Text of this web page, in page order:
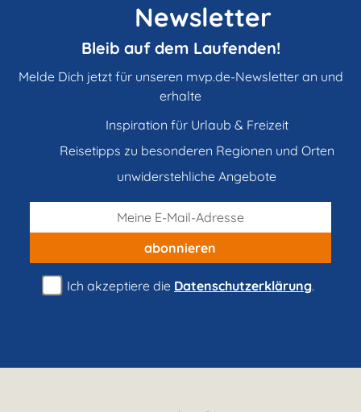
Newsletter
Bleib auf dem Laufenden!
Melde Dich jetzt für unseren mvp.de-Newsletter an und
erhalte
Inspiration für Urlaub & Freizeit
Reisetipps zu besonderen Regionen und Orten
unwiderstehliche Angebote
abonnieren
Ich akzeptiere die Datenschutzerklärung.